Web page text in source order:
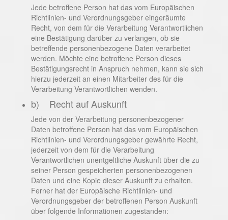
Jede betroffene Person hat das vom Europäischen
Richtlinien- und Verordnungsgeber eingeräumte
Recht, von dem für die Verarbeitung Verantwortlichen
eine Bestätigung darüber zu verlangen, ob sie
betreffende personenbezogene Daten verarbeitet
werden. Möchte eine betroffene Person dieses
Bestätigungsrecht in Anspruch nehmen, kann sie sich
hierzu jederzeit an einen Mitarbeiter des für die
Verarbeitung Verantwortlichen wenden.
b) Recht auf Auskunft
Jede von der Verarbeitung personenbezogener
Daten betroffene Person hat das vom Europäischen
Richtlinien- und Verordnungsgeber gewährte Recht,
jederzeit von dem für die Verarbeitung
Verantwortlichen unentgeltliche Auskunft über die zu
seiner Person gespeicherten personenbezogenen
Daten und eine Kopie dieser Auskunft zu erhalten.
Ferner hat der Europäische Richtlinien- und
Verordnungsgeber der betroffenen Person Auskunft
über folgende Informationen zugestanden: